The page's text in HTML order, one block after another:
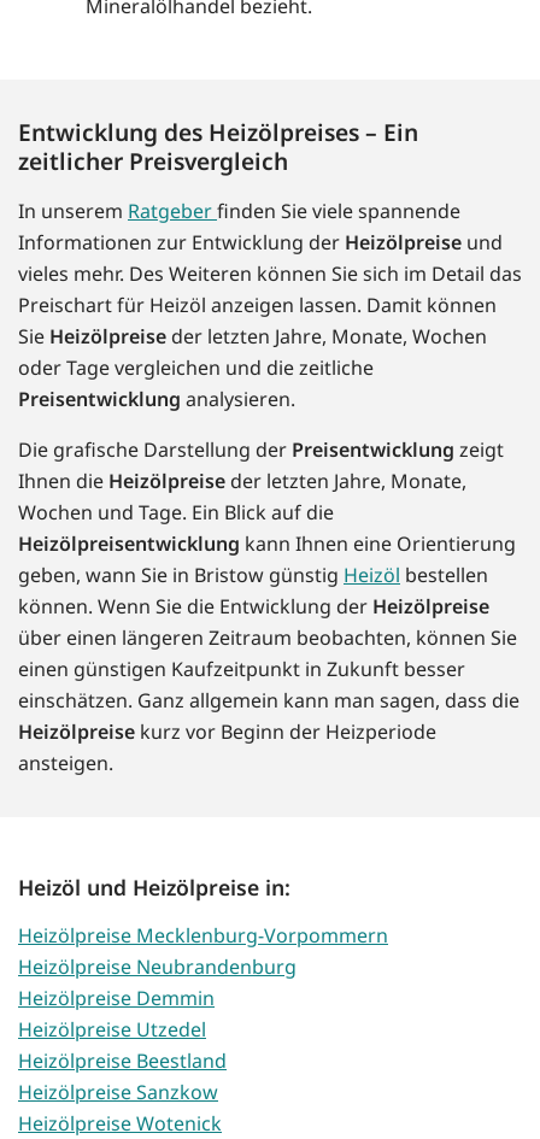
Mineralölhandel bezieht.
Entwicklung des Heizölpreises – Ein
zeitlicher Preisvergleich
In unserem Ratgeberfinden Sie viele spannende
Informationen zur Entwicklung der Heizölpreise und
vieles mehr. Des Weiteren können Sie sich im Detail das
Preischart für Heizöl anzeigen lassen. Damit können
Sie Heizölpreise der letzten Jahre, Monate, Wochen
oder Tage vergleichen und die zeitliche
Preisentwicklung analysieren.
Die grafische Darstellung der Preisentwicklung zeigt
Ihnen die Heizölpreise der letzten Jahre, Monate,
Wochen und Tage. Ein Blick auf die
Heizölpreisentwicklung kann Ihnen eine Orientierung
geben, wann Sie in Bristow günstig Heizöl bestellen
können. Wenn Sie die Entwicklung der Heizölpreise
über einen längeren Zeitraum beobachten, können Sie
einen günstigen Kaufzeitpunkt in Zukunft besser
einschätzen. Ganz allgemein kann man sagen, dass die
Heizölpreise kurz vor Beginn der Heizperiode
ansteigen.
Heizöl und Heizölpreise in:
Heizölpreise Mecklenburg-Vorpommern
Heizölpreise Neubrandenburg
Heizölpreise Demmin
Heizölpreise Utzedel
Heizölpreise Beestland
Heizölpreise Sanzkow
Heizölpreise Wotenick